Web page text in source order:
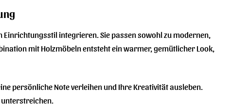
Einrichtungsstil integrieren. Sie passen sowohl zu modernen,
mit Holzmöbeln entsteht ein warmer, gemütlicher Look,
persönliche Note verleihen und Ihre Kreativität ausleben.
unterstreichen.